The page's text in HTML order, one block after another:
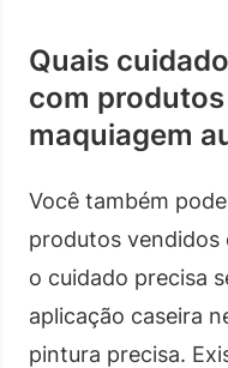
Quais
com
maquiagem
Você também
produtos vendidos
o cuidado precisa
aplicação caseira
pintura precisa.